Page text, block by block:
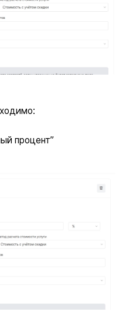
процент”